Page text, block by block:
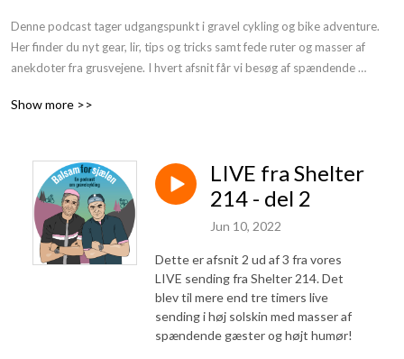
Denne podcast tager udgangspunkt i gravel cykling og bike adventure.
Her finder du nyt gear, lir, tips og tricks samt fede ruter og masser af
anekdoter fra grusvejene. I hvert afsnit får vi besøg af spændende
og fingeren på pulsen.
Show more >>
LIVE fra Shelter
214 - del 2
Jun 10, 2022
Dette er afsnit 2 ud af 3 fra vores
LIVE sending fra Shelter 214. Det
blev til mere end tre timers live
sending i høj solskin med masser af
spændende gæster og højt humør!